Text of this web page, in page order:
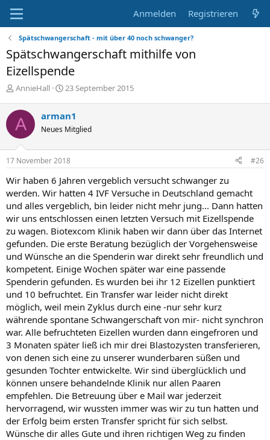
Anmelden Registrieren
Spätschwangerschaft - mit über 40 noch schwanger?
Spätschwangerschaft mithilfe von
Eizellspende
E
s
e
l
l
e
AnnieHall
E
t
e
l
t
m
23 September 2015
A arman1
Neues Mitglied
17 November 2018 #26
Wir haben 6 Jahren vergeblich versucht schwanger zu
werden. Wir hatten 4 IVF Versuche in Deutschland gemacht
und alles vergeblich, bin leider nicht mehr jung... Dann hatten
wir uns entschlossen einen letzten Versuch mit Eizellspende
zu wagen. Biotexcom Klinik haben wir dann über das Internet
gefunden. Die erste Beratung bezüglich der Vorgehensweise
und Wünsche an die Spenderin war direkt sehr freundlich und
kompetent. Einige Wochen später war eine passende
Spenderin gefunden. Es wurden bei ihr 12 Eizellen punktiert
und 10 befruchtet. Ein Transfer war leider nicht direkt
möglich, weil mein Zyklus durch eine -nur sehr kurz
währende spontane Schwangerschaft von mir- nicht synchron
war. Alle befruchteten Eizellen wurden dann eingefroren und
3 Monaten später ließ ich mir drei Blastozysten transferieren,
von denen sich eine zu unserer wunderbaren süßen und
gesunden Tochter entwickelte. Wir sind überglücklich und
können unsere behandelnde Klinik nur allen Paaren
empfehlen. Die Betreuung über e Mail war jederzeit
hervorragend, wir wussten immer was wir zu tun hatten und
der Erfolg beim ersten Transfer spricht für sich selbst.
Wünsche dir alles Gute und ihren richtigen Weg zu finden